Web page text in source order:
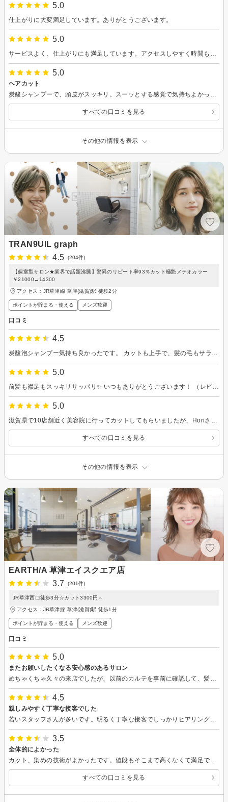
5.0
仕上がりに大変満足しています。ありがとうございます。
5.0
5.0
ヘアカット
すべての口コミを見る
その他の情報を表示
TRAN9UIL graph
4.5
(204件)
【個室型サロン★業界で話題沸騰】驚異のリピート率93％カット極艶メテオカラー
￥21000→14300
アクセス：JR草津線 草津(滋賀)駅 徒歩2分
ポイントが貯まる・使える メンズ歓迎
口コミ
4.5
5.0
5.0
すべての口コミを見る
その他の情報を表示
EARTH/A 草津エイスクエア店
3.7
(201件)
JR草津西口徒歩3分☆カット3300円～
アクセス：JR草津線 草津(滋賀)駅 徒歩1分
ポイントが貯まる・使える メンズ歓迎
口コミ
5.0
またお願いしたくなる安心感のあるサロン
4.5
親しみやすく丁寧な接客でした
3.5
全体的によかった
すべての口コミを見る